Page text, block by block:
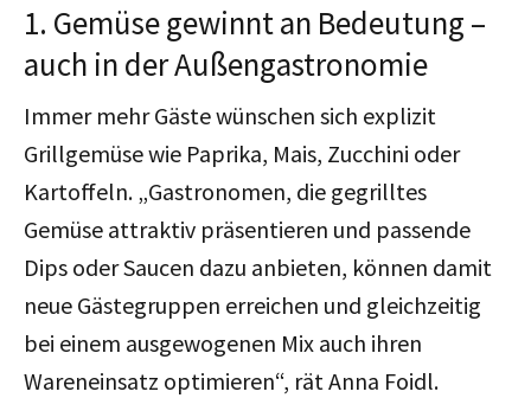
1. Gemüse gewinnt an Bedeutung –
auch in der Außengastronomie
Immer mehr Gäste wünschen sich explizit
Grillgemüse wie Paprika, Mais, Zucchini oder
Kartoffeln. „Gastronomen, die gegrilltes
Gemüse attraktiv präsentieren und passende
Dips oder Saucen dazu anbieten, können damit
neue Gästegruppen erreichen und gleichzeitig
bei einem ausgewogenen Mix auch ihren
Wareneinsatz optimieren“, rät Anna Foidl.